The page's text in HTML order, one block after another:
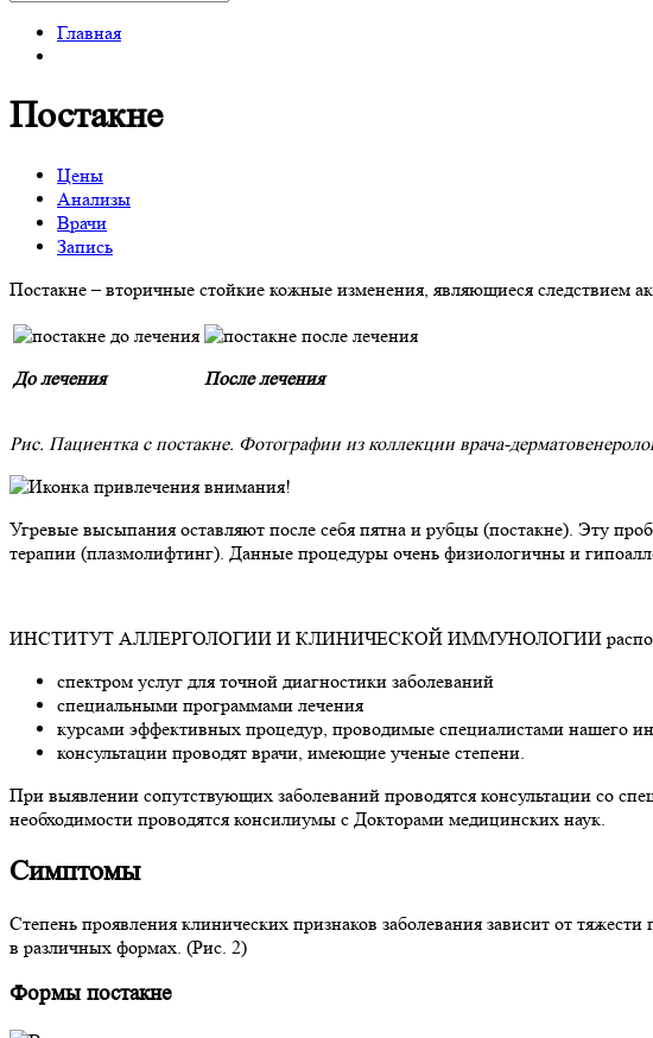
Главная
Постакне
Цены
Анализы
Врачи
Запись
Постакне – вторичные стойкие кожные изменения, являющиеся следствием
До лечения После лечения
Рис. Пациентка с постакне. Фотографии из коллекции врача-
Угревые высыпания оставляют после себя пятна и рубцы (постакне). Эту
терапии (плазмолифтинг). Данные процедуры очень физиологичны и
ИНСТИТУТ АЛЛЕРГОЛОГИИ И КЛИНИЧЕСКОЙ ИММУНОЛОГИИ
спектром услуг для точной диагностики заболеваний
специальными программами лечения
курсами эффективных процедур, проводимые специалистами нашего
консультации проводят врачи, имеющие ученые степени.
При выявлении сопутствующих заболеваний проводятся консультации со
необходимости проводятся консилиумы с Докторами медицинских наук.
Симптомы
Степень проявления клинических признаков заболевания зависит от
в различных формах. (Рис. 2)
Формы постакне